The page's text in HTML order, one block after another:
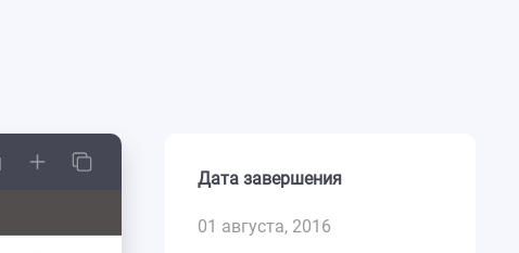
Дата завершения
01 августа, 2016